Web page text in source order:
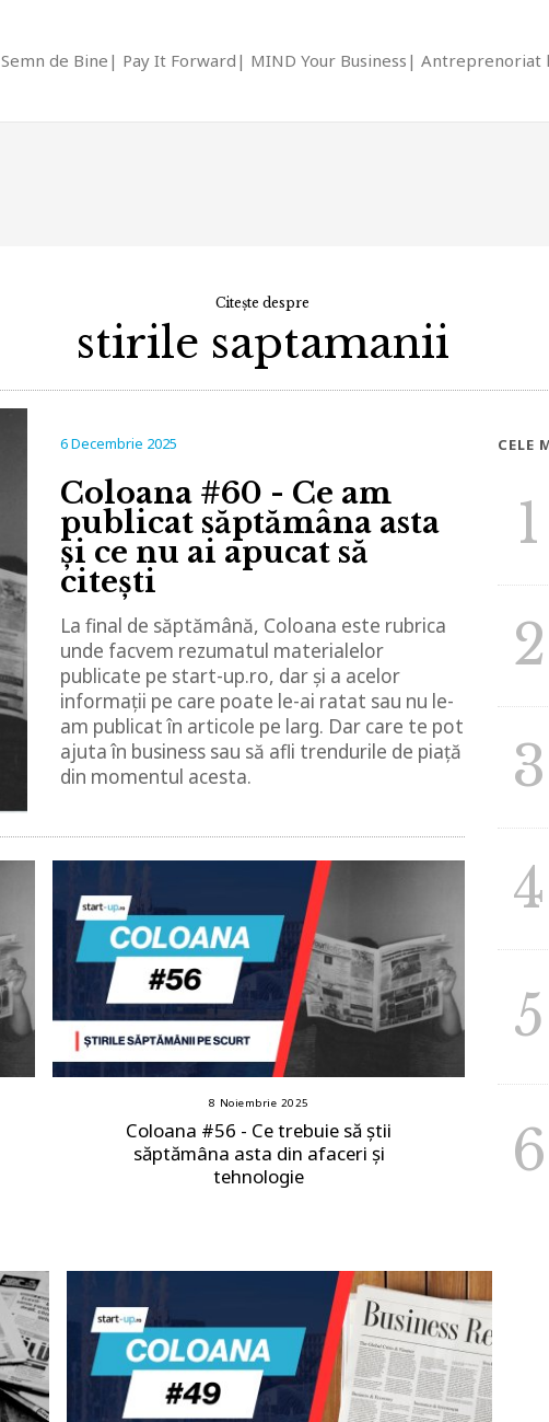
Semn de Bine Pay It Forward MIND Your Business Antreprenoriat
Citește despre
stirile saptamanii
6 Decembrie 2025
Coloana #60 - Ce am
publicat săptămâna asta
și ce nu ai apucat să
citești
La final de săptămână, Coloana este rubrica
unde facvem rezumatul materialelor
publicate pe start-up.ro, dar și a acelor
informații pe care poate le-ai ratat sau nu le-
am publicat în articole pe larg. Dar care te pot
ajuta în business sau să afli trendurile de piață
din momentul acesta.
8 Noiembrie 2025
Coloana #56 - Ce trebuie să știi
săptămâna asta din afaceri și
tehnologie
CELE